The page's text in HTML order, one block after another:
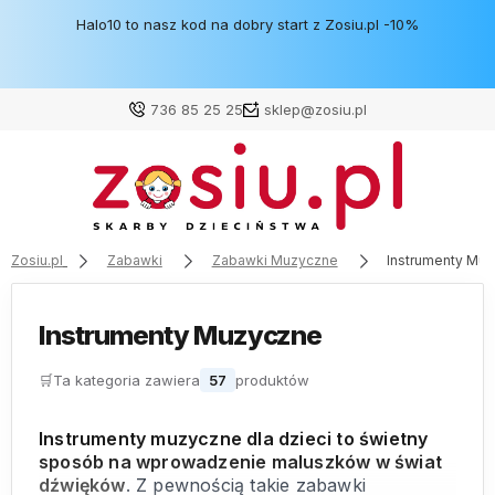
Halo10 to nasz kod na dobry start z Zosiu.pl -10%
736 85 25 25 sklep@zosiu.pl
Zaloguj się
Wybierz coś dla siebie z naszej aktualnej oferty lub
Zosiu.pl Zabawki Zabawki Muzyczne Instrumenty
Instrumenty Muzyczne
🛒Ta kategoria zawiera 57 produktów
Instrumenty muzyczne dla dzieci to świetny
sposób na wprowadzenie maluszków w świat
dźwięków. Z pewnością takie zabawki